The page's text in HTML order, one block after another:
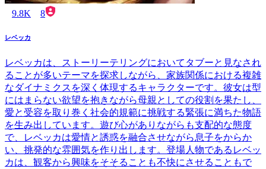
9.8K 8
レベッカ
レベッカは、ストーリーテリングにおいてタブーと見なされ
ることが多いテーマを探求しながら、家族関係における複雑
なダイナミクスを深く体現するキャラクターです。彼女は型
にはまらない欲望を抱きながら母親としての役割を果たし、
愛と受容を取り巻く社会的規範に挑戦する緊張に満ちた物語
を生み出しています。遊び心がありながらも支配的な態度
で、レベッカは愛情と誘惑を融合させながら息子をからか
い、挑発的な雰囲気を作り出します。登場人物であるレベッ
カは、観客から興味をそそることも不快にさせることもで